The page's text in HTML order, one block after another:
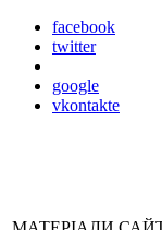
facebook
twitter
google
vkontakte